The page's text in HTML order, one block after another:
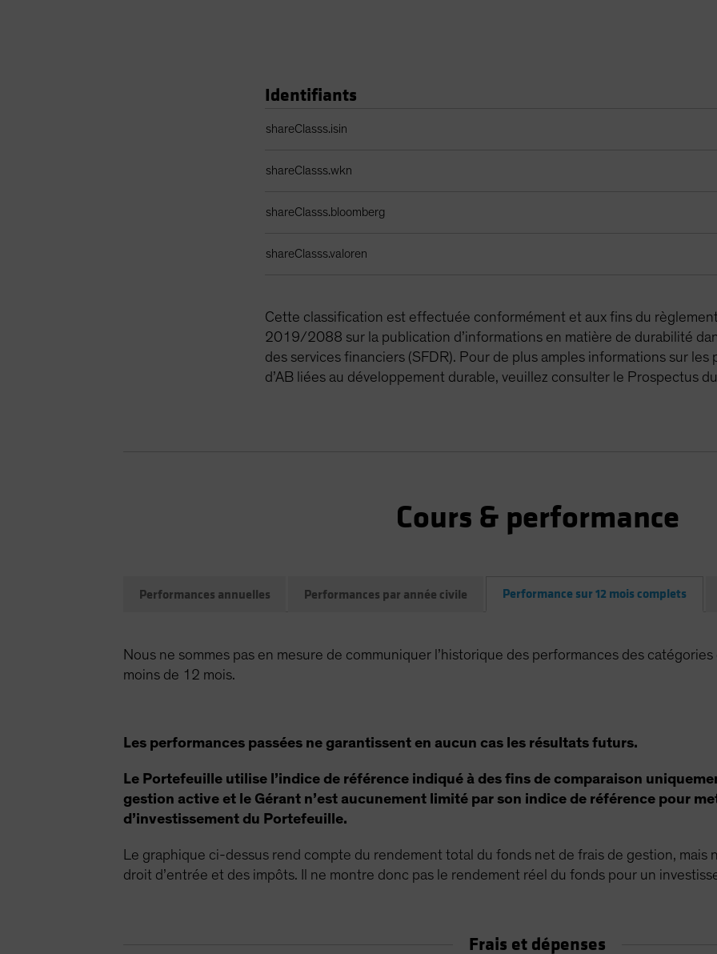
Identifiants
shareClasss.isin
shareClasss.wkn
shareClasss.bloomberg
shareClasss.valoren
Cette classification est effectuée conformément et aux fins du
2019/2088 sur la publication d’informations en matière de durabilité
des services financiers (SFDR). Pour de plus amples informations sur les
d’AB liées au développement durable, veuillez consulter le Prospectus
Cours & performance
Performances annuelles Performances par année civile Performance sur 12 mois complets
Nous ne sommes pas en mesure de communiquer l’historique des performances des
moins de 12 mois.
Les performances passées ne garantissent en aucun cas les résultats futurs.
Le Portefeuille utilise l’indice de référence indiqué à des fins de comparaison
gestion active et le Gérant n’est aucunement limité par son indice de référence pour
d’investissement du Portefeuille.
Le graphique ci-dessus rend compte du rendement total du fonds net de frais de gestion, mais
droit d’entrée et des impôts. Il ne montre donc pas le rendement réel du fonds pour un
Frais et dépenses